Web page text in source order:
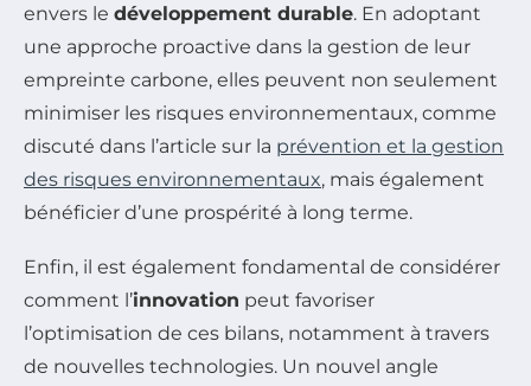
envers le développement durable. En adoptant
une approche proactive dans la gestion de leur
empreinte carbone, elles peuvent non seulement
minimiser les risques environnementaux, comme
discuté dans l’article sur la prévention et la gestion
des risques environnementaux, mais également
bénéficier d’une prospérité à long terme.
Enfin, il est également fondamental de considérer
comment l’innovation peut favoriser
l’optimisation de ces bilans, notamment à travers
de nouvelles technologies. Un nouvel angle